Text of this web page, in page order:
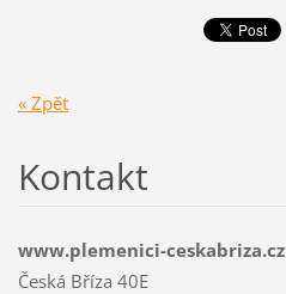
« Zpět
Kontakt
www.plemenici-ceskabriza.cz
Česká Bříza 40E